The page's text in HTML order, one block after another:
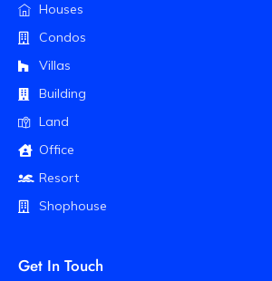
Houses
Condos
Villas
Building
Land
Office
Resort
Shophouse
Get In Touch